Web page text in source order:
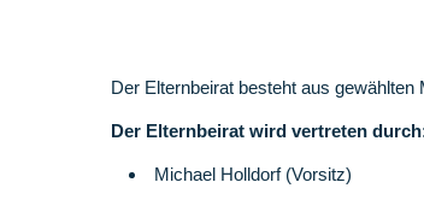
Der Elternbeirat besteht aus
Der Elternbeirat wird vertreten
Michael Holldorf (Vorsitz)